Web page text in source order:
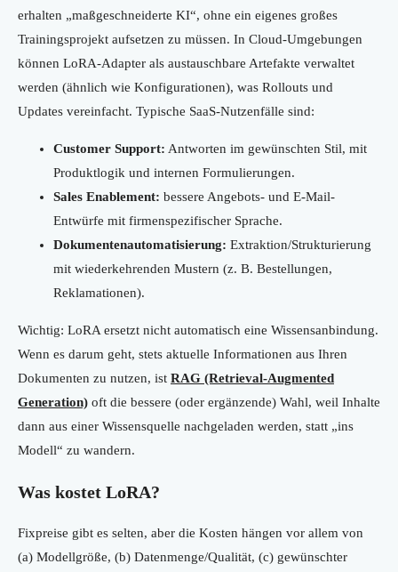
erhalten „maßgeschneiderte KI“, ohne ein eigenes großes
Trainingsprojekt aufsetzen zu müssen. In Cloud-Umgebungen
können LoRA-Adapter als austauschbare Artefakte verwaltet
werden (ähnlich wie Konfigurationen), was Rollouts und
Updates vereinfacht. Typische SaaS-Nutzenfälle sind:
Customer Support: Antworten im gewünschten Stil, mit
Produktlogik und internen Formulierungen.
Sales Enablement: bessere Angebots- und E-Mail-
Entwürfe mit firmenspezifischer Sprache.
Dokumentenautomatisierung: Extraktion/Strukturierung
mit wiederkehrenden Mustern (z. B. Bestellungen,
Reklamationen).
Wichtig: LoRA ersetzt nicht automatisch eine Wissensanbindung.
Wenn es darum geht, stets aktuelle Informationen aus Ihren
Dokumenten zu nutzen, ist RAG (Retrieval-Augmented
Generation) oft die bessere (oder ergänzende) Wahl, weil Inhalte
dann aus einer Wissensquelle nachgeladen werden, statt „ins
Modell“ zu wandern.
Was kostet LoRA?
Fixpreise gibt es selten, aber die Kosten hängen vor allem von
(a) Modellgröße, (b) Datenmenge/Qualität, (c) gewünschter